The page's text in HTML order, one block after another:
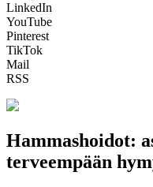
LinkedIn
YouTube
Pinterest
TikTok
Mail
RSS
Hammashoidot:
terveempään